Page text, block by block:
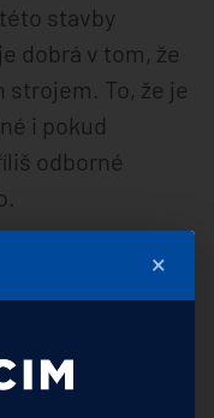
stavby
dobrá v tom, že
strojem. To, že je
i pokud
odborné
stavby.
výrobce na
×